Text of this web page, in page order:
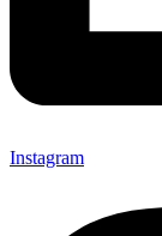
Instagram